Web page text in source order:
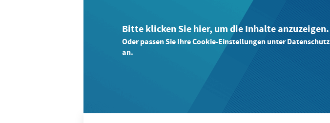
Bitte klicken Sie hier, um die Inhalte anzuzeigen.
Oder passen Sie Ihre Cookie-Einstellungen unter Datenschutz
an.